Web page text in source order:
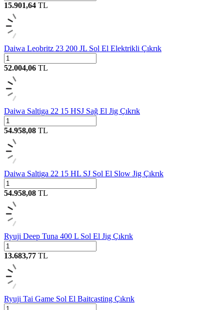
15.901,64 TL
Daiwa Leobritz 23 200 JL Sol El Elektrikli Çıkrık
52.004,06 TL
Daiwa Saltiga 22 15 HSJ Sağ El Jig Çıkrık
54.958,08 TL
Daiwa Saltiga 22 15 HL SJ Sol El Slow Jig Çıkrık
54.958,08 TL
Ryuji Deep Tuna 400 L Sol El Jig Çıkrık
13.683,77 TL
Ryuji Tai Game Sol El Baitcasting Çıkrık